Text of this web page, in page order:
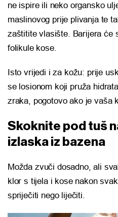
ne ispire ili neko organsko
maslinovog prije plivanja te
zaštitite vlasište. Barijera će
folikule kose.
Isto vrijedi i za kožu: prije
se losionom koji pruža
zraka, pogotovo ako je vaša
Skoknite pod tuš
izlaska iz bazena
Možda zvuči dosadno, ali
klor s tijela i kose nakon
spriječiti nego liječiti.